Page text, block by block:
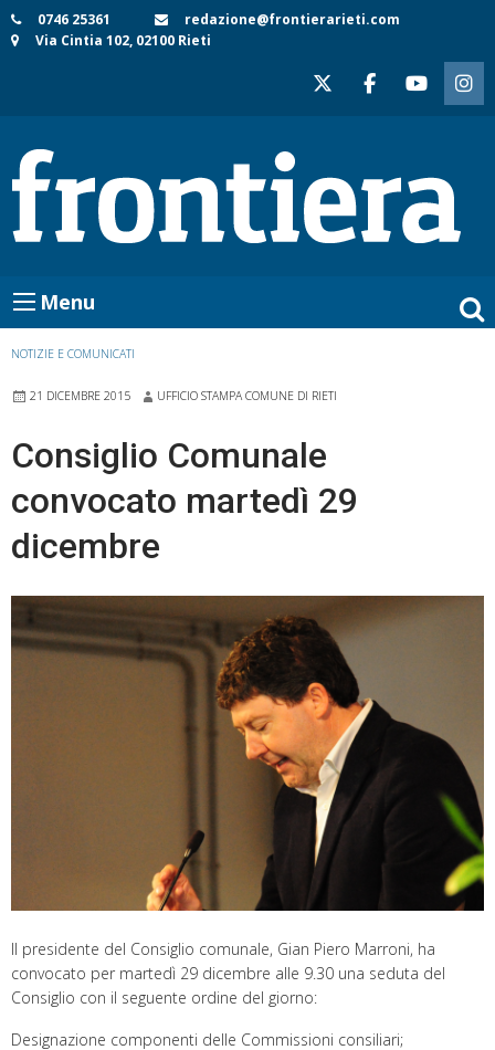
Skip
to
0746 25361
redazione@frontierarieti.com
Via Cintia 102, 02100 Rieti
Menu
NOTIZIE E COMUNICATI
21 DICEMBRE 2015 UFFICIO STAMPA COMUNE DI RIETI
Consiglio Comunale
convocato martedì 29
dicembre
Il presidente del Consiglio comunale, Gian Piero Marroni, ha
convocato per martedì 29 dicembre alle 9.30 una seduta del
Consiglio con il seguente ordine del giorno:
Designazione componenti delle Commissioni consiliari;